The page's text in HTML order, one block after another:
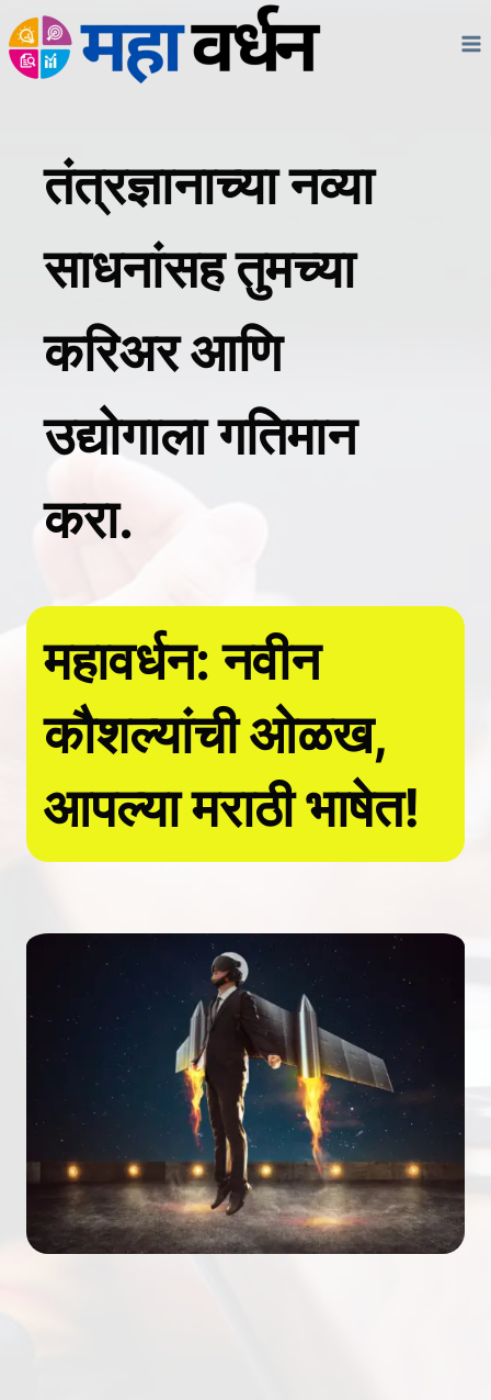
Skip
to
तंत्रज्ञानाच्या नव्या
साधनांसह तुमच्या
करिअर आणि
उद्योगाला गतिमान
करा.
महावर्धन: नवीन
कौशल्यांची ओळख,
आपल्या मराठी भाषेत!